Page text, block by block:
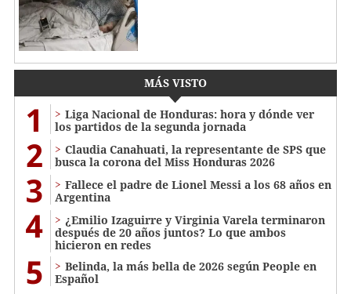
MÁS VISTO
1
Liga Nacional de Honduras: hora y dónde ver
los partidos de la segunda jornada
2
Claudia Canahuati, la representante de SPS que
busca la corona del Miss Honduras 2026
3
Fallece el padre de Lionel Messi a los 68 años en
Argentina
4
¿Emilio Izaguirre y Virginia Varela terminaron
después de 20 años juntos? Lo que ambos
hicieron en redes
5
Belinda, la más bella de 2026 según People en
Español